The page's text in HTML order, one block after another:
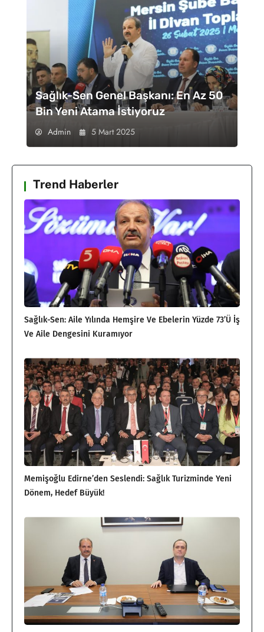
Sağlık-Sen Genel Başkanı: En Az 50
Bin Yeni Atama İstiyoruz
Admin 5 Mart 2025
Trend Haberler
Sağlık-Sen: Aile Yılında Hemşire Ve Ebelerin Yüzde 73’ü İş
Ve Aile Dengesini Kuramıyor
Memişoğlu Edirne’den Seslendi: Sağlık Turizminde Yeni
Dönem, Hedef Büyük!